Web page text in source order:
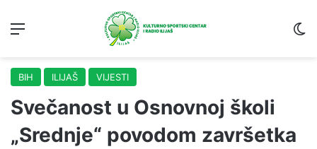
BIH ILIJAŠ VIJESTI
Svečanost u Osnovnoj školi
„Srednje“ povodom završetka